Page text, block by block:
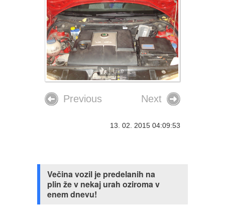
Like
Previous Next
13. 02. 2015 04:09:53
Večina vozil je predelanih na
plin že v nekaj urah oziroma v
enem dnevu!